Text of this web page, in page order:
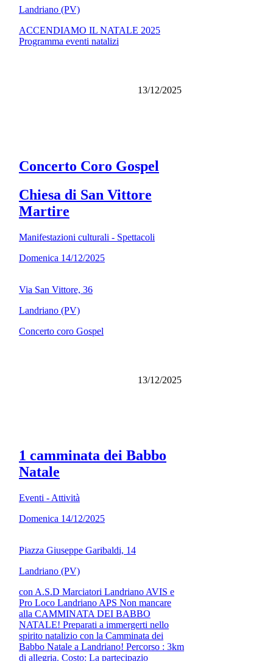
Landriano (PV)
ACCENDIAMO IL NATALE 2025
Programma eventi natalizi
13/12/2025
Concerto Coro Gospel
Chiesa di San Vittore
Martire
Manifestazioni culturali - Spettacoli
Domenica 14/12/2025
Via San Vittore, 36
Landriano (PV)
Concerto coro Gospel
13/12/2025
1 camminata dei Babbo
Natale
Eventi - Attività
Domenica 14/12/2025
Piazza Giuseppe Garibaldi, 14
Landriano (PV)
con A.S.D Marciatori Landriano AVIS e
Pro Loco Landriano APS Non mancare
alla CAMMINATA DEI BABBO
NATALE! Preparati a immergerti nello
spirito natalizio con la Camminata dei
Babbo Natale a Landriano! Percorso : 3km
di allegria. Costo: La partecipazio